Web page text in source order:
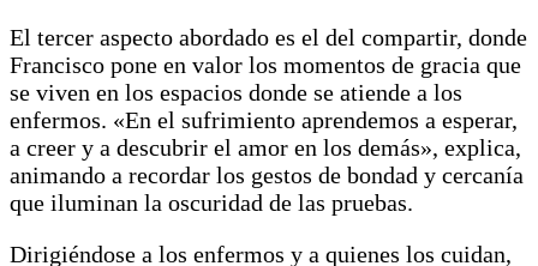
El tercer aspecto abordado es el del compartir, donde
Francisco pone en valor los momentos de gracia que
se viven en los espacios donde se atiende a los
enfermos. «En el sufrimiento aprendemos a esperar,
a creer y a descubrir el amor en los demás», explica,
animando a recordar los gestos de bondad y cercanía
que iluminan la oscuridad de las pruebas.
Dirigiéndose a los enfermos y a quienes los cuidan,